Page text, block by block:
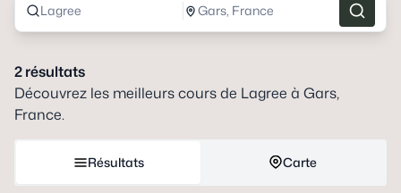
Lagree Gars, France
2résultats
Découvrez les meilleurs cours de Lagree à Gars,
France.
Résultats Carte